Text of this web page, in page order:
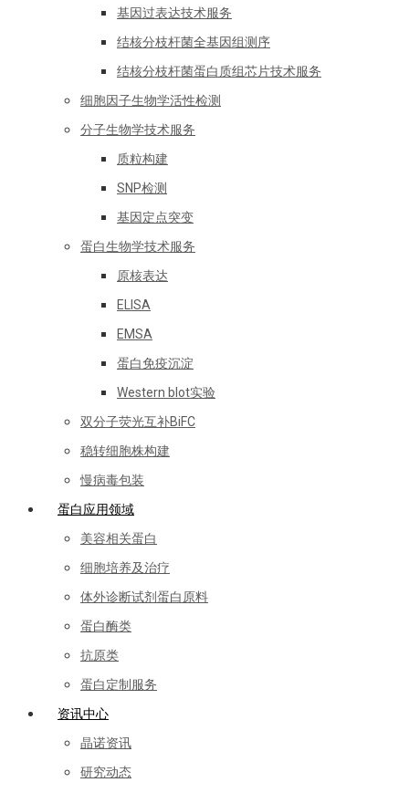
基因过表达技术服务
结核分枝杆菌全基因组测序
结核分枝杆菌蛋白质组芯片技术服务
细胞因子生物学活性检测
分子生物学技术服务
质粒构建
SNP检测
基因定点突变
蛋白生物学技术服务
原核表达
ELISA
EMSA
蛋白免疫沉淀
Western blot实验
双分子荧光互补BiFC
稳转细胞株构建
慢病毒包装
蛋白应用领域
美容相关蛋白
细胞培养及治疗
体外诊断试剂蛋白原料
蛋白酶类
抗原类
蛋白定制服务
资讯中心
晶诺资讯
研究动态